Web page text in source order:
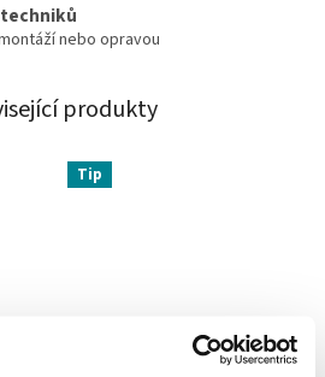
nebo opravou
produkty
Tip